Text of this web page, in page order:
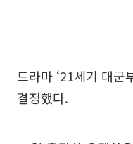
드라마 ‘21세기 대군
결정했다.